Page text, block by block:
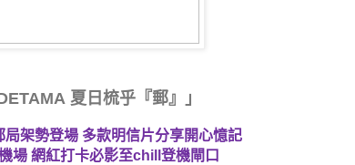
夏日梳乎『郵』」
局架勢登場 多款明信片分享開心憶記
場 網紅打卡必影至chill 登機閘口